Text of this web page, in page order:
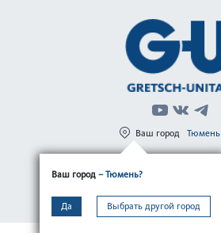
Ваш город – Тюмень?
Да Выбрать другой город
Ваш город Тюмень
МЕНЮ